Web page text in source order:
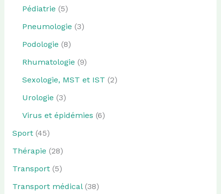
Pédiatrie (5)
Pneumologie (3)
Podologie (8)
Rhumatologie (9)
Sexologie, MST et IST (2)
Urologie (3)
Virus et épidémies (6)
Sport(45)
Thérapie (28)
Transport(5)
Transport médical(38)